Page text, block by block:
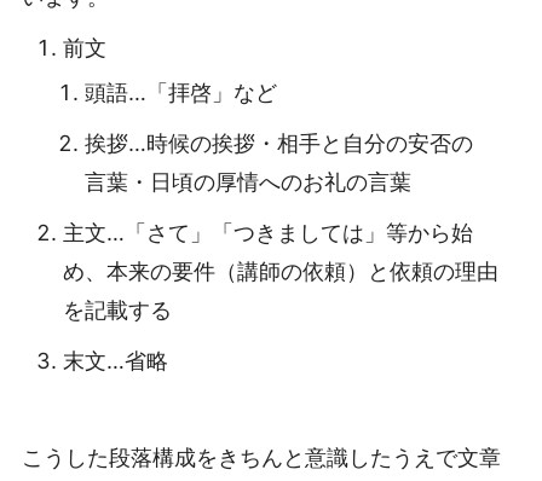
前文
頭語…「拝啓」など
挨拶…時候の挨拶・相手と自分の安否の
言葉・日頃の厚情へのお礼の言葉
主文…「さて」「つきましては」等から始
め、本来の要件（講師の依頼）と依頼の理由
を記載する
末文…省略
こうした段落構成をきちんと意識したうえで文章